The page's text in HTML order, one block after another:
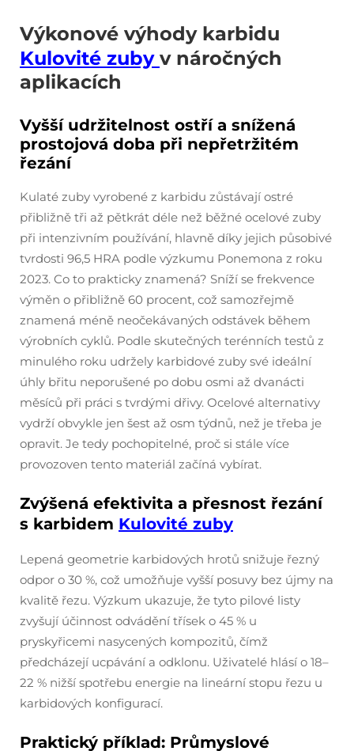
Výkonové výhody karbidu
Kulovité zuby v náročných
aplikacích
Vyšší udržitelnost ostří a snížená
prostojová doba při nepřetržitém
řezání
Kulaté zuby vyrobené z karbidu zůstávají ostré
přibližně tři až pětkrát déle než běžné ocelové zuby
při intenzivním používání, hlavně díky jejich působivé
tvrdosti 96,5 HRA podle výzkumu Ponemona z roku
2023. Co to prakticky znamená? Sníží se frekvence
výměn o přibližně 60 procent, což samozřejmě
znamená méně neočekávaných odstávek během
výrobních cyklů. Podle skutečných terénních testů z
minulého roku udržely karbidové zuby své ideální
úhly břitu neporušené po dobu osmi až dvanácti
měsíců při práci s tvrdými dřivy. Ocelové alternativy
vydrží obvykle jen šest až osm týdnů, než je třeba je
opravit. Je tedy pochopitelné, proč si stále více
provozoven tento materiál začíná vybírat.
Zvýšená efektivita a přesnost řezání
s karbidem Kulovité zuby
Lepená geometrie karbidových hrotů snižuje řezný
odpor o 30 %, což umožňuje vyšší posuvy bez újmy na
kvalitě řezu. Výzkum ukazuje, že tyto pilové listy
zvyšují účinnost odvádění třísek o 45 % u
pryskyřicemi nasycených kompozitů, čímž
předcházejí ucpávání a odklonu. Uživatelé hlásí o 18–
22 % nižší spotřebu energie na lineární stopu řezu u
karbidových konfigurací.
Praktický příklad: Průmyslové